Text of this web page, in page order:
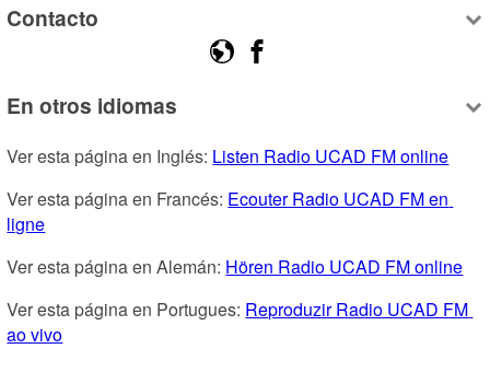
Contacto
En otros idiomas
Ver esta página en Inglés: Listen Radio UCAD FM online
Ver esta página en Francés: Ecouter Radio UCAD FM en
ligne
Ver esta página en Alemán: Hören Radio UCAD FM online
Ver esta página en Portugues: Reproduzir Radio UCAD FM
ao vivo